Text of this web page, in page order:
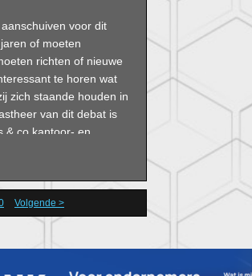
voor dit
of moeten
richten of nieuwe
te horen wat
zich staande houden in
van dit debat is
& co kantoor- en
Volgende >